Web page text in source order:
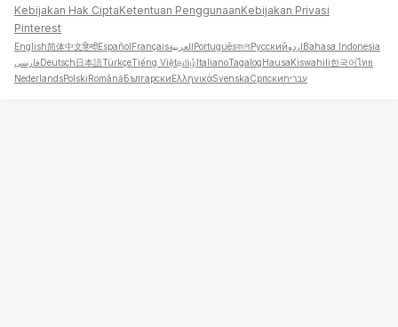
Kebijakan Hak CiptaKetentuan PenggunaanKebijakan Privasi
Pinterest
English简体中文हिन्दीEspañolFrançaisالعربيةPortuguêsবাংলাРусскийاردوBahasa Indonesia
فارسیDeutsch日本語TürkçeTiếng Việtதமிழ்ItalianoTagalogHausaKiswahili한국어ไทย
NederlandsPolskiRomânăБългарскиΕλληνικάSvenskaСрпскиעברית